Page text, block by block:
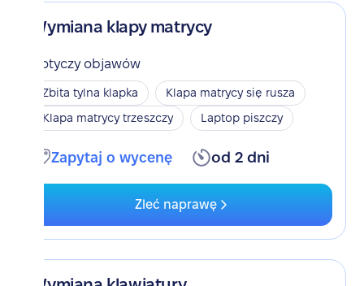
Wymiana klapy matrycy
Dotyczy objawów
Zbita tylna klapka
Klapa matrycy się rusza
Klapa matrycy trzeszczy
Laptop piszczy
Zapytaj o wycenę od 2 dni
Zleć naprawę